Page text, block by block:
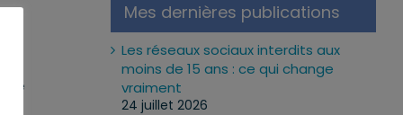
Mes dernières publications
Les réseaux sociaux interdits aux
moins de 15 ans : ce qui change
vraiment
24 juillet 2026